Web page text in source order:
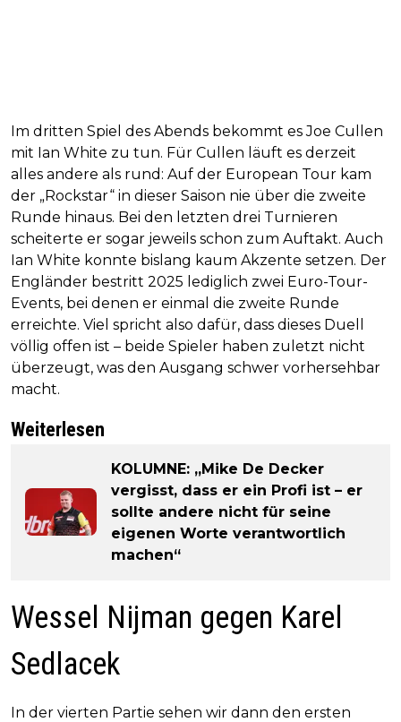
Im dritten Spiel des Abends bekommt es Joe Cullen
mit Ian White zu tun. Für Cullen läuft es derzeit
alles andere als rund: Auf der European Tour kam
der „Rockstar“ in dieser Saison nie über die zweite
Runde hinaus. Bei den letzten drei Turnieren
scheiterte er sogar jeweils schon zum Auftakt. Auch
Ian White konnte bislang kaum Akzente setzen. Der
Engländer bestritt 2025 lediglich zwei Euro-Tour-
Events, bei denen er einmal die zweite Runde
erreichte. Viel spricht also dafür, dass dieses Duell
völlig offen ist – beide Spieler haben zuletzt nicht
überzeugt, was den Ausgang schwer vorhersehbar
macht.
Weiterlesen
KOLUMNE: „Mike De Decker
vergisst, dass er ein Profi ist – er
sollte andere nicht für seine
eigenen Worte verantwortlich
machen“
Wessel Nijman gegen Karel
Sedlacek
In der vierten Partie sehen wir dann den ersten